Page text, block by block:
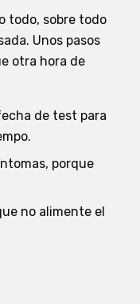
todo, sobre todo
Unos pasos
otra hora de
de test para
porque
no alimente el